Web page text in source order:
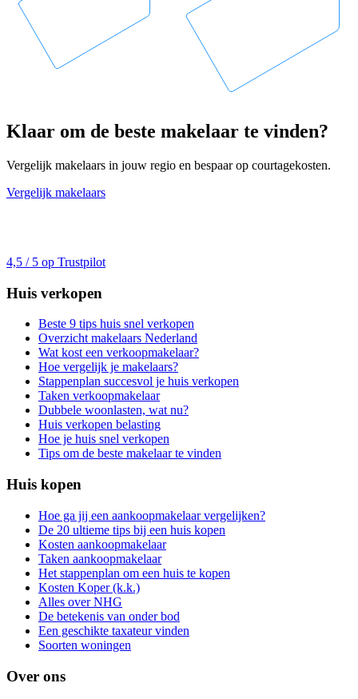
Klaar om de beste makelaar te vinden?
Vergelijk makelaars in jouw regio en bespaar op courtagekosten.
Vergelijk makelaars
4,5 / 5 op Trustpilot
Huis verkopen
Beste 9 tips huis snel verkopen
Overzicht makelaars Nederland
Wat kost een verkoopmakelaar?
Hoe vergelijk je makelaars?
Stappenplan succesvol je huis verkopen
Taken verkoopmakelaar
Dubbele woonlasten, wat nu?
Huis verkopen belasting
Hoe je huis snel verkopen
Tips om de beste makelaar te vinden
Huis kopen
Hoe ga jij een aankoopmakelaar vergelijken?
De 20 ultieme tips bij een huis kopen
Kosten aankoopmakelaar
Taken aankoopmakelaar
Het stappenplan om een huis te kopen
Kosten Koper (k.k.)
Alles over NHG
De betekenis van onder bod
Een geschikte taxateur vinden
Soorten woningen
Over ons